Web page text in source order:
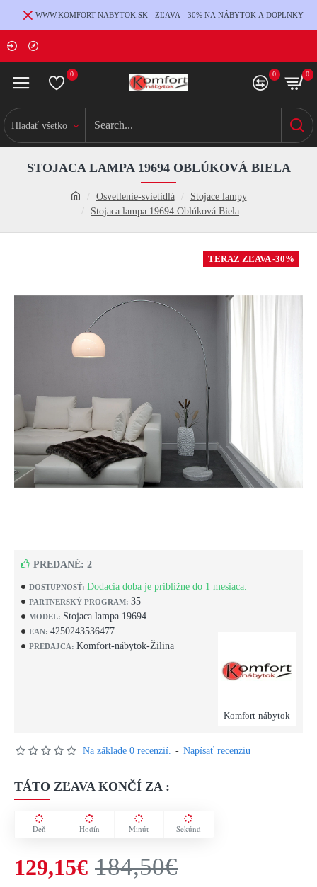
WWW.KOMFORT-NABYTOK.SK - ZĽAVA - 30% NA NÁBYTOK A DOPLNKY
0 0 0
Hladať všetko
Osvetlenie-svietidlá
Stojace lampy
Stojaca lampa 19694 Oblúková Biela
STOJACA LAMPA 19694 OBLÚKOVÁ BIELA
TERAZ ZĽAVA -30%
DOSTUPNOSŤ: Dodacia doba je približne do 1 mesiaca.
PARTNERSKÝ PROGRAM: 35
MODEL: Stojaca lampa 19694
EAN: 4250243536477
PREDAJCA: Komfort-nábytok-Žilina
Komfort-nábytok
PREDANÉ: 2
Na základe 0 recenzií. - Napísať recenziu
TÁTO ZĽAVA KONČÍ ZA :
Deň Hodín Minút Sekúnd
129,15€ 184,50€